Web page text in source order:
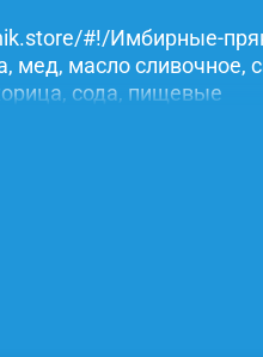
#!/Имбирные-
мед, масло сливочное,
сода, пищевые